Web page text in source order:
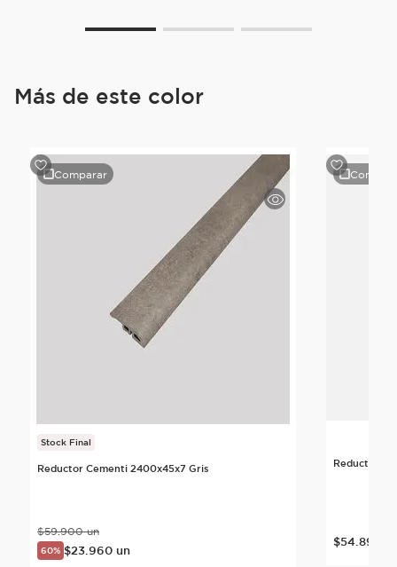
Más de este color
Comparar
Stock Final
Reductor Cementi 2400x45x7 Gris
$59.900 un
60% $23 960 un
Reductor
$54.899